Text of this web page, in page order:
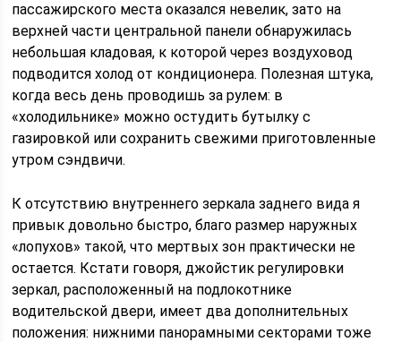
пассажирского места оказался невелик, зато на
верхней части центральной панели обнаружилась
небольшая кладовая, к которой через воздуховод
подводится холод от кондиционера. Полезная штука,
когда весь день проводишь за рулем: в
«холодильнике» можно остудить бутылку с
газировкой или сохранить свежими приготовленные
утром сэндвичи.
К отсутствию внутреннего зеркала заднего вида я
привык довольно быстро, благо размер наружных
«лопухов» такой, что мертвых зон практически не
остается. Кстати говоря, джойстик регулировки
зеркал, расположенный на подлокотнике
водительской двери, имеет два дополнительных
положения: нижними панорамными секторами тоже